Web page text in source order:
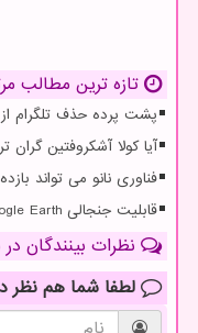
تازه ترین مطالب
پشت پرده حذف تلگرام
آیا کولا آشکروفتین گران
فناوری نانو می تواند
قابلیت جنجالی Google Earth یکروز بعد از عرضه غیرفعال شد
نظرات بینندگان
لطفا شما هم نظر